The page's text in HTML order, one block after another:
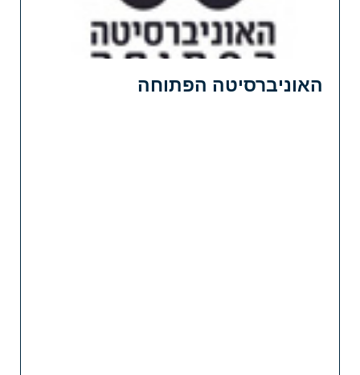
האוניברסיטה הפתוחה